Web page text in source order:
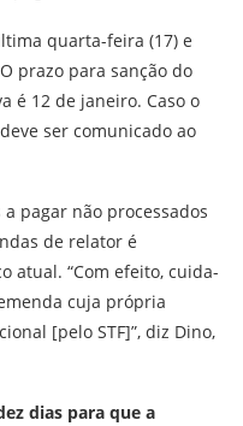
quarta-feira (17) e
prazo para sanção do
é 12 de janeiro. Caso o
ser comunicado ao
pagar não processados
de relator é
atual. “Com efeito, cuida-
cuja própria
[pelo STF]”, diz Dino,
dias para que a